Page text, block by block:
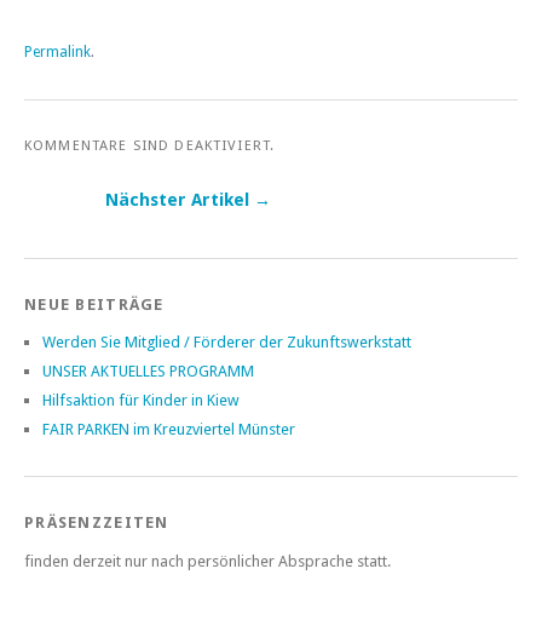
Permalink.
KOMMENTARE SIND DEAKTIVIERT.
Nächster Artikel →
NEUE BEITRÄGE
Werden Sie Mitglied / Förderer der Zukunftswerkstatt
UNSER AKTUELLES PROGRAMM
Hilfsaktion für Kinder in Kiew
FAIR PARKEN im Kreuzviertel Münster
PRÄSENZZEITEN
finden derzeit nur nach persönlicher Absprache statt.